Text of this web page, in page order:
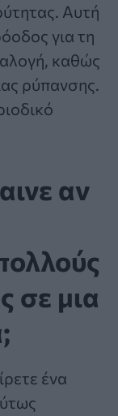
Αυτή
για τη
καθώς
ρύπανσης.
αν
σε μια
ένα